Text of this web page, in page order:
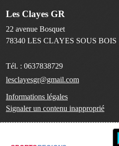
Les Clayes GR
22 avenue Bosquet
78340 LES CLAYES SOUS BOIS
Tél. : 0637838729
lesclayesgr@gmail.com
Informations légales
Signaler un contenu inapproprié